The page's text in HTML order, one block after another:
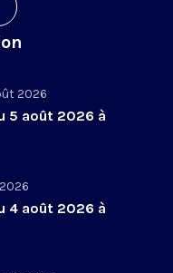
2026
5 août 2026 à
4 août 2026 à